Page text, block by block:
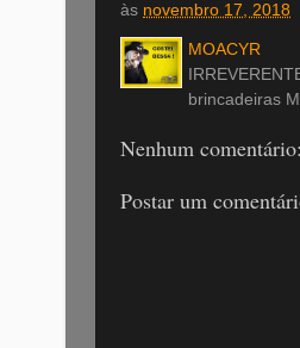
às novembro 17, 2018
MOACYR
brincadeiras
Nenhum comentário:
Postar um